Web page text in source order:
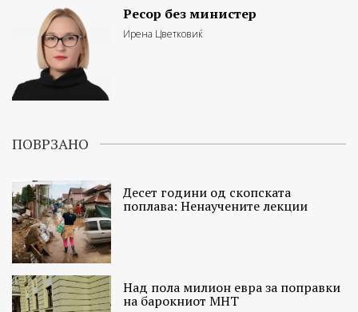
Ресор без министер
Ирена Цветковиќ
ПОВРЗАНО
Десет години од скопската
поплава: Ненаучените лекции
Над пола милион евра за поправки
на барокниот МНТ